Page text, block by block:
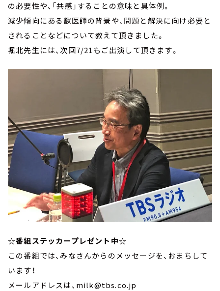
の必要性や、「共感」することの意味と具体例。
減少傾向にある獣医師の背景や、問題と解決に向け必要と
されることなどについて教えて頂きました。
堀北先生には、次回7/21もご出演して頂きます。
☆番組ステッカープレゼント中☆
この番組では、みなさんからのメッセージを、おまちして
います！
メールアドレスは、milk@tbs.co.jp